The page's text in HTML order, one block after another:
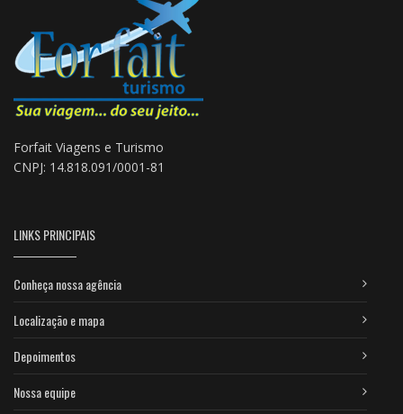
Forfait Viagens e Turismo
CNPJ: 14.818.091/0001-81
LINKS PRINCIPAIS
Conheça nossa agência
Localização e mapa
Depoimentos
Nossa equipe